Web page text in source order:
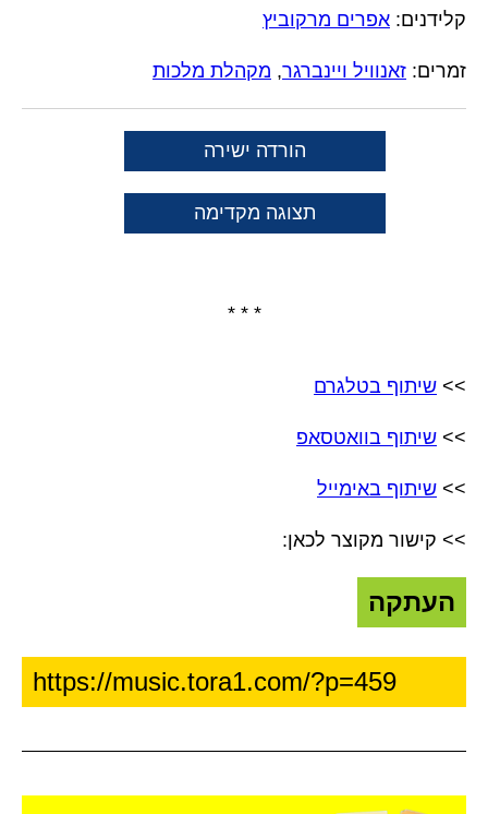
קלידנים: אפרים מרקוביץ
זמרים: זאנוויל ויינברגר, מקהלת מלכות
הורדה ישירה
תצוגה מקדימה
* * *
>> שיתוף בטלגרם
>> שיתוף בוואטסאפ
>> שיתוף באימייל
>> קישור מקוצר לכאן:
העתקה